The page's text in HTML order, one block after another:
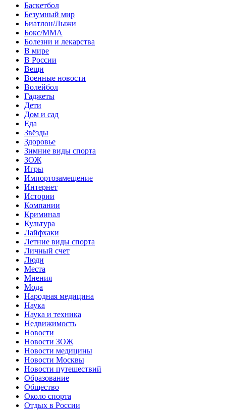
Баскетбол
Безумный мир
Биатлон/Лыжи
Бокс/MMA
Болезни и лекарства
В мире
В России
Вещи
Военные новости
Волейбол
Гаджеты
Дети
Дом и сад
Еда
Звёзды
Здоровье
Зимние виды спорта
ЗОЖ
Игры
Импортозамещение
Интернет
Истории
Компании
Криминал
Культура
Лайфхаки
Летние виды спорта
Личный счет
Люди
Места
Мнения
Мода
Народная медицина
Наука
Наука и техника
Недвижимость
Новости
Новости ЗОЖ
Новости медицины
Новости Москвы
Новости путешествий
Образование
Общество
Около спорта
Отдых в России